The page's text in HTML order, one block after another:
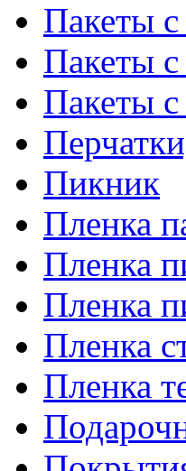
Пакеты
Пакеты с
Пакеты с
Пикник
Пленка
Пленка
Пленка
Пленка
Пленка